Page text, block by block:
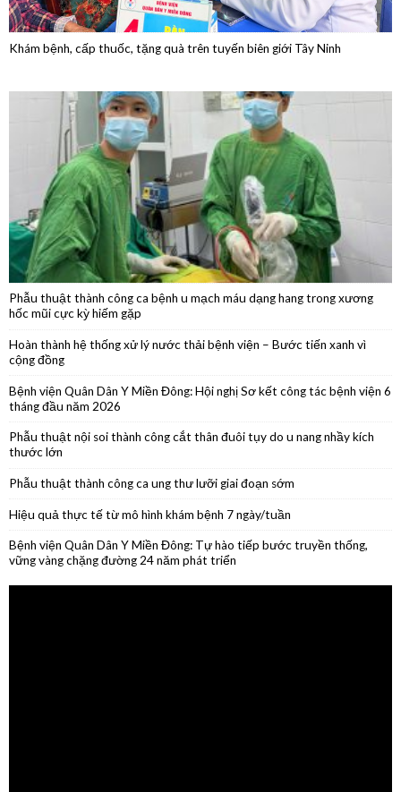
Phẫu thuật thành công ca bệnh u mạch máu dạng hang trong xương
hốc mũi cực kỳ hiếm gặp
Hoàn thành hệ thống xử lý nước thải bệnh viện – Bước tiến xanh vì
cộng đồng
Bệnh viện Quân Dân Y Miền Đông: Hội nghị Sơ kết công tác bệnh viện 6
Phẫu thuật nội soi thành công cắt thân đuôi tụy do u nang nhầy kích
Phẫu thuật thành công ca ung thư lưỡi giai đoạn sớm
Hiệu quả thực tế từ mô hình khám bệnh 7 ngày/tuần
vững vàng chặng đường 24 năm phát triển